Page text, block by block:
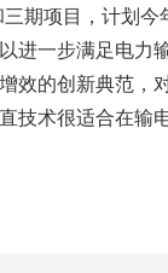
期项目，计划
进一步满足电力
效的创新典范，
技术很适合在输